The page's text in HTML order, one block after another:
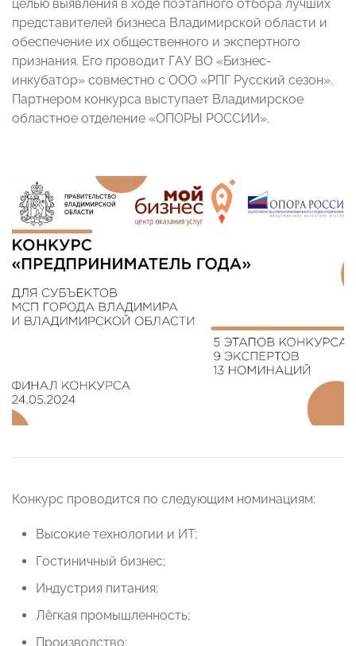
целью выявления в ходе поэтапного отбора лучших
представителей бизнеса Владимирской области и
обеспечение их общественного и экспертного
признания. Его проводит ГАУ ВО «Бизнес-
инкубатор» совместно с ООО «РПГ Русский сезон».
Партнером конкурса выступает Владимирское
областное отделение «ОПОРЫ РОССИИ».
Конкурс проводится по следующим номинациям:
Высокие технологии и ИТ;
Гостиничный бизнес;
Индустрия питания;
Лёгкая промышленность;
Производство;